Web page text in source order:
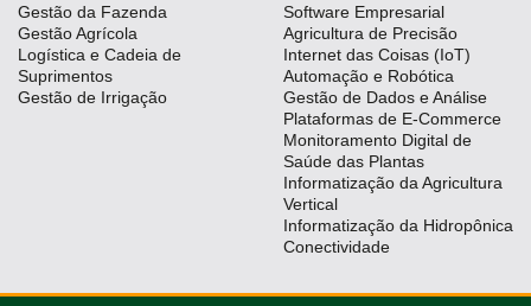
Gestão da Fazenda
Gestão Agrícola
Logística e Cadeia de
Suprimentos
Gestão de Irrigação
Software Empresarial
Agricultura de Precisão
Internet das Coisas (IoT)
Automação e Robótica
Gestão de Dados e Análise
Plataformas de E-Commerce
Monitoramento Digital de
Saúde das Plantas
Informatização da Agricultura
Vertical
Informatização da Hidropônica
Conectividade